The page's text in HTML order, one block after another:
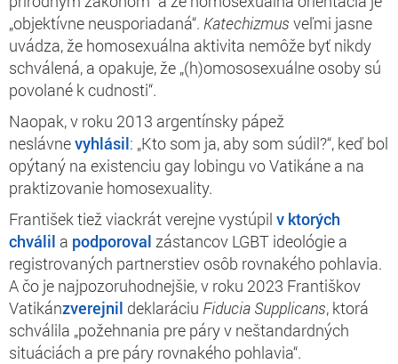
„objektívne neusporiadaná“. Katechizmus veľmi jasne
uvádza, že homosexuálna aktivita nemôže byť nikdy
schválená, a opakuje, že „(h)omososexuálne osoby sú
povolané k cudnosti“.
Naopak, v roku 2013 argentínsky pápež
neslávnevyhlásil: „Kto som ja, aby som súdil?“, keď bol
opýtaný na existenciu gay lobingu vo Vatikáne a na
praktizovanie homosexuality.
František tiež viackrát verejne vystúpil v ktorých
chválil a podporoval zástancov LGBT ideológie a
registrovaných partnerstiev osôb rovnakého pohlavia.
A čo je najpozoruhodnejšie, v roku 2023 Františkov
Vatikánzverejnil deklaráciu Fiducia Supplicans, ktorá
schválila „požehnania pre páry v neštandardných
situáciách a pre páry rovnakého pohlavia“.